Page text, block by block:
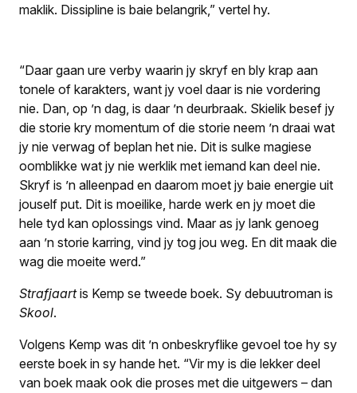
maklik. Dissipline is baie belangrik,” vertel hy.
“Daar gaan ure verby waarin jy skryf en bly krap aan
tonele of karakters, want jy voel daar is nie vordering
nie. Dan, op ’n dag, is daar ’n deurbraak. Skielik besef jy
die storie kry momentum of die storie neem ’n draai wat
jy nie verwag of beplan het nie. Dit is sulke magiese
oomblikke wat jy nie werklik met iemand kan deel nie.
Skryf is ’n alleenpad en daarom moet jy baie energie uit
jouself put. Dit is moeilike, harde werk en jy moet die
hele tyd kan oplossings vind. Maar as jy lank genoeg
aan ’n storie karring, vind jy tog jou weg. En dit maak die
wag die moeite werd.”
Strafjaartis Kemp se tweede boek. Sy debuutroman is
Skool.
Volgens Kemp was dit ’n onbeskryflike gevoel toe hy sy
eerste boek in sy hande het. “Vir my is die lekker deel
van boek maak ook die proses met die uitgewers – dan